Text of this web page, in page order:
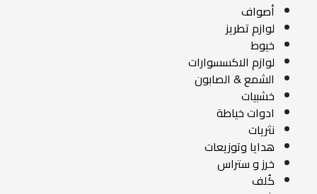
أصواف
لوازم تطريز
خيوط
لوازم الاكسسوارات
الشمع & الصابون
خشبيات
ادوات خياطة
نثريات
هدايا وتوزيعات
خرز و ستراس
كُلف